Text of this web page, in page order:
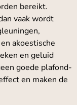
bereikt.
vaak wordt
akoestische
en geluid
goede plafond-
en maken de